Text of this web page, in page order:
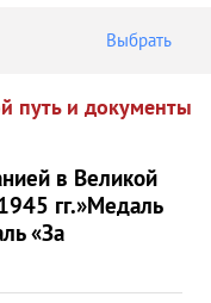
Выбрать
путь и документы
в Великой
гг.»Медаль
«За